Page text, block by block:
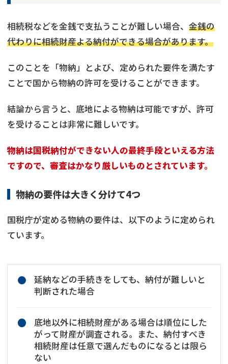
相続税などを金銭で支払うことが難しい場合、 金銭の
代わりに相続財産よる納付ができる場合があります。
このことを「物納」とよび、定められた要件を満たす
ことで国から物納の許可を受けることができます。
結論から言うと、底地による物納は可能ですが、許可
を受けることは非常に難しいです。
物納は国税納付ができない人の最終手段といえる方法
ですので、審査はかなり厳しいものとされています。
物納の要件は大きく分けて4つ
国税庁が定める物納の要件は、以下のように定められ
ています。
延納などの手続きをしても、納付が難しいと
判断された場合
底地以外に相続財産がある場合は順位にした
がって財産が調査される。また、納付すべき
相続財産は任意で選んだものになるとは限ら
ない